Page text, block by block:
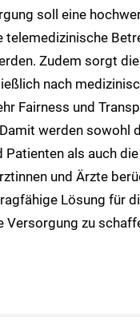
soll eine
telemedizinische
Zudem sorgt
nach
Fairness und
werden sowohl
Patienten als auch
und Ärzte
Lösung für
Versorgung zu